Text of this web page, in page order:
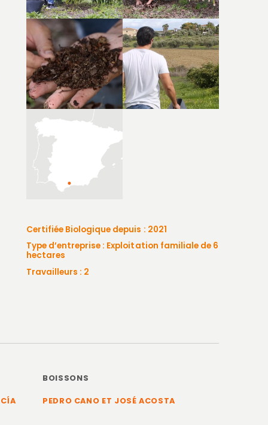
Certifiée Biologique depuis : 2021
Type d’entreprise : Exploitation familiale de 6
hectares
Travailleurs : 2
BOISSONS
PEDRO CANO ET JOSÉ ACOSTA